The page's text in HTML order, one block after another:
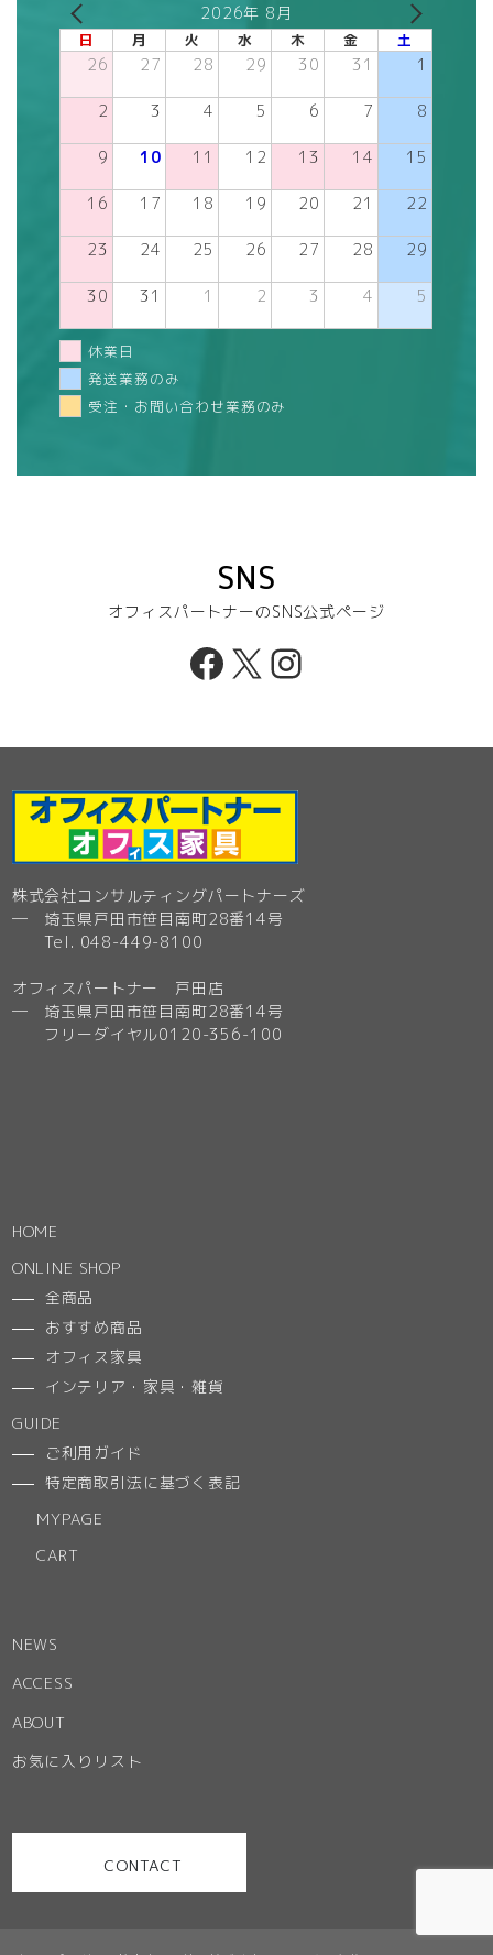
2026年 8月
日 月 火 水 木 金 土
26 27 28 29 30 31 1
2 3 4 5 6 7 8
9 10 11 12 13 14 15
16 17 18 19 20 21 22
23 24 25 26 27 28 29
30 31 1 2 3 4 5
休業日
発送業務のみ
受注・お問い合わせ業務のみ
SNS
オフィスパートナーのSNS公式ページ
Facebook
X Instagram
株式会社コンサルティングパートナーズ
─ 埼玉県戸田市笹目南町28番14号
Tel. 048-449-8100
オフィスパートナー 戸田店
─ 埼玉県戸田市笹目南町28番14号
フリーダイヤル0120-356-100
HOME
ONLINE SHOP
全商品
おすすめ商品
オフィス家具
インテリア・家具・雑貨
GUIDE
ご利用ガイド
特定商取引法に基づく表記
MYPAGE
CART
NEWS
ACCESS
ABOUT
お気に入りリスト
CONTACT